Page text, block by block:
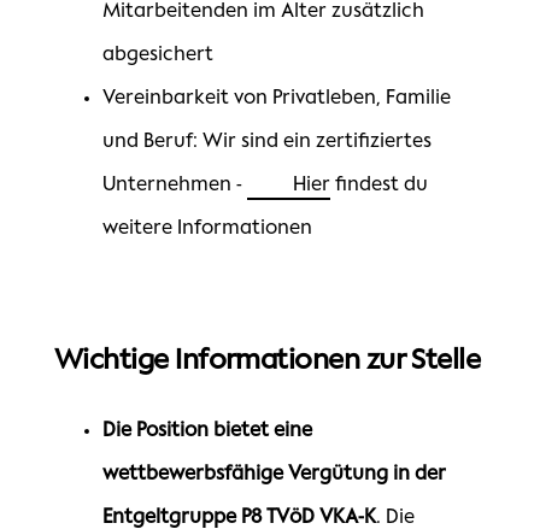
Mitarbeitenden im Alter zusätzlich
abgesichert
Vereinbarkeit von Privatleben, Familie
und Beruf: Wir sind ein zertifiziertes
Unternehmen - Hier findest du
weitere Informationen
Wichtige Informationen zur Stelle
Die Position bietet eine
wettbewerbsfähige Vergütung in der
Entgeltgruppe P8 TVöD VKA-K. Die